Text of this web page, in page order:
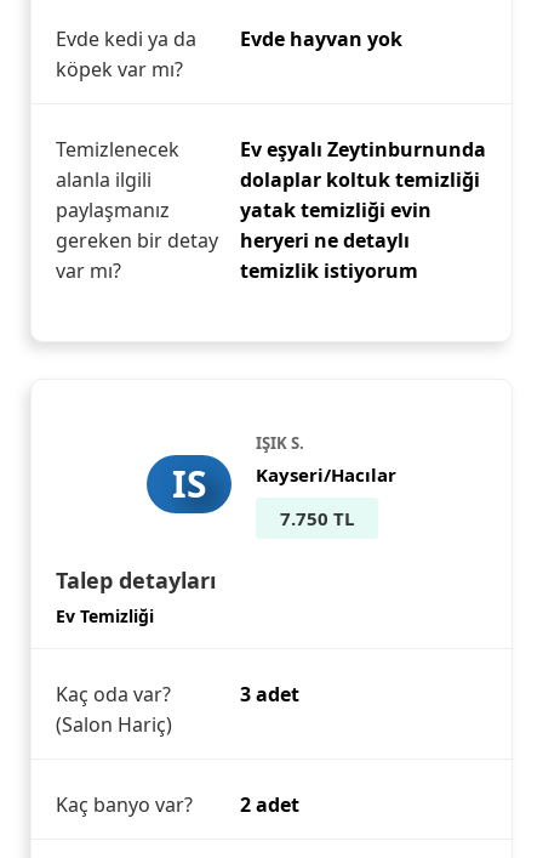
Evde kedi ya da
köpek var mı?
Evde hayvan yok
Temizlenecek
alanla ilgili
paylaşmanız
gereken bir detay
var mı?
Ev eşyalı Zeytinburnunda
dolaplar koltuk temizliği
yatak temizliği evin
heryeri ne detaylı
temizlik istiyorum
IS
IŞIK S.
Kayseri/Hacılar
7.750 TL
Talep detayları
Ev Temizliği
Kaç oda var?
(Salon Hariç)
3 adet
Kaç banyo var? 2 adet